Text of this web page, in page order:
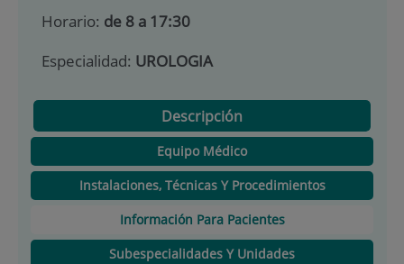
Horario: de 8 a 17:30
Especialidad: UROLOGIA
Descripción
Equipo Médico
Instalaciones, Técnicas Y Procedimientos
Información Para Pacientes
Subespecialidades Y Unidades